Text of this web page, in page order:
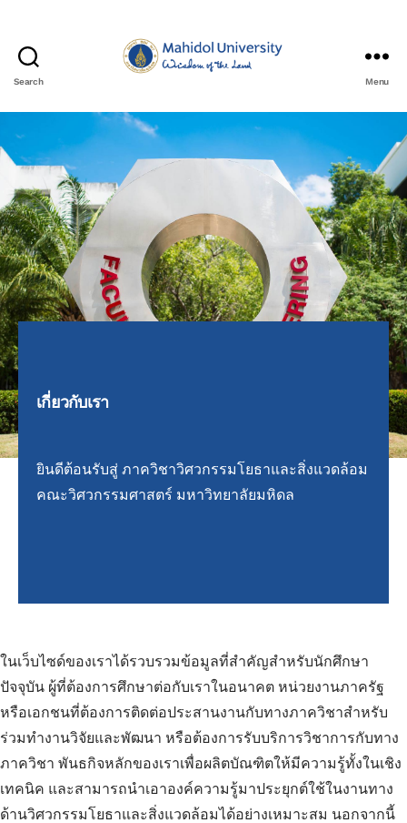
Search Menu
เกี่ยวกับเรา
ยินดีต้อนรับสู่ ภาควิชาวิศวกรรมโยธาและสิ่งแวดล้อม
คณะวิศวกรรมศาสตร์ มหาวิทยาลัยมหิดล
ในเว็บไซด์ของเราได้รวบรวมข้อมูลที่สำคัญสำหรับนักศึกษา
ปัจจุบัน ผู้ที่ต้องการศึกษาต่อกับเราในอนาคต หน่วยงานภาครัฐ
หรือเอกชนที่ต้องการติดต่อประสานงานกับทางภาควิชาสำหรับ
ร่วมทำงานวิจัยและพัฒนา หรือต้องการรับบริการวิชาการกับทาง
ภาควิชา พันธกิจหลักของเราเพื่อผลิตบัณฑิตให้มีความรู้ทั้งในเชิง
เทคนิค และสามารถนำเอาองค์ความรู้มาประยุกต์ใช้ในงานทาง
ด้านวิศวกรรมโยธาและสิ่งแวดล้อมได้อย่างเหมาะสม นอกจากนี้